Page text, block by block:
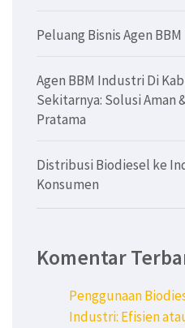
Peluang Bisnis Agen
Agen BBM Industri Di
Sekitarnya: Solusi Aman
Pratama
Distribusi Biodiesel ke
Konsumen
Komentar
Penggunaan
Industri: Efisien